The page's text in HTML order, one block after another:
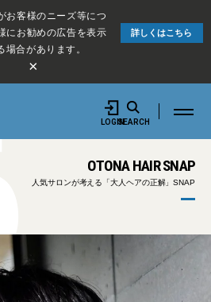
お客様のニーズ等につ
にお勧めの広告を表示
合があります。
詳しくはこちら
×
LOGINSEARCH
OTONA HAIR SNAP
人気サロンが考える「大人ヘアの正解」SNAP